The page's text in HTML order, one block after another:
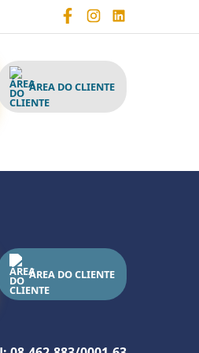
ÁREA DO CLIENTE
ÁREA DO CLIENTE